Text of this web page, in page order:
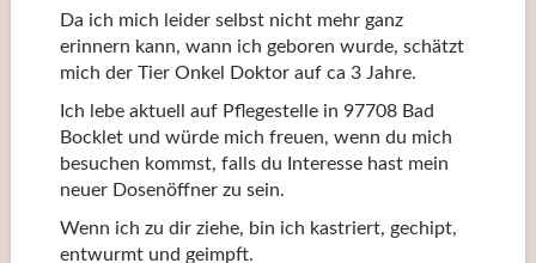
Da ich mich leider selbst nicht mehr ganz
erinnern kann, wann ich geboren wurde, schätzt
mich der Tier Onkel Doktor auf ca 3 Jahre.
Ich lebe aktuell auf Pflegestelle in 97708 Bad
Bocklet und würde mich freuen, wenn du mich
besuchen kommst, falls du Interesse hast mein
neuer Dosenöffner zu sein.
Wenn ich zu dir ziehe, bin ich kastriert, gechipt,
entwurmt und geimpft.